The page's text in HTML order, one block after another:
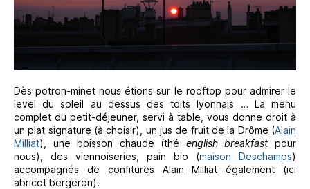
Dès potron-minet nous étions sur le rooftop pour admirer le
level du soleil au dessus des toits lyonnais … La menu
complet du petit-déjeuner, servi à table, vous donne droit à
un plat signature (à choisir), un jus de fruit de la Drôme (Alain
Milliat), une boisson chaude (thé english breakfast pour
nous), des viennoiseries, pain bio (maison Deschamps)
accompagnés de confitures Alain Milliat également (ici
abricot bergeron).